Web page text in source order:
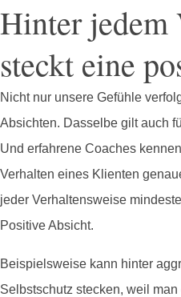
Hinter jedem
steckt eine
Nicht nur unsere Gefühle
Absichten. Dasselbe gilt auch
Und erfahrene Coaches
Verhalten eines Klienten
jeder Verhaltensweise
Positive Absicht.
Beispielsweise kann hinter
Selbstschutz stecken, weil